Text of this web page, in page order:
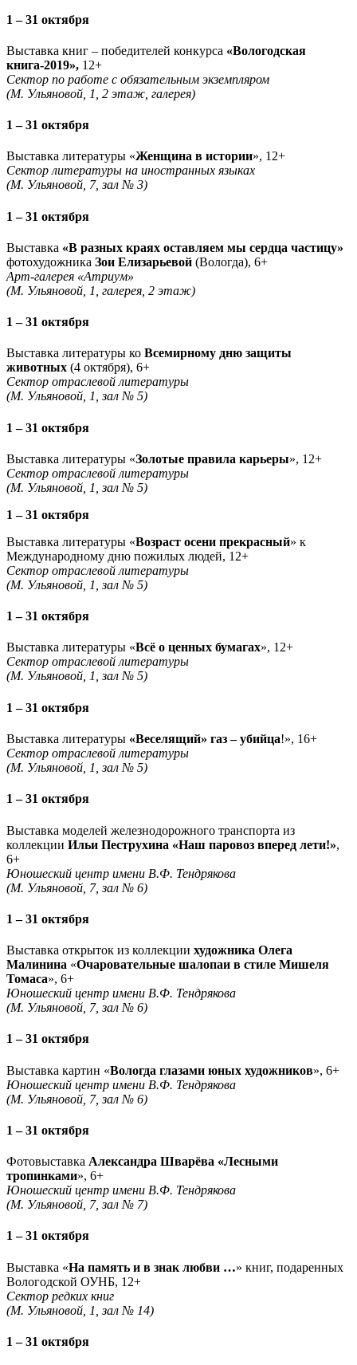
1 – 31 октября
Выставка книг – победителей конкурса «Вологодская
книга-2019», 12+
Сектор по работе с обязательным экземпляром
(М. Ульяновой, 1, 2 этаж, галерея)
1 – 31 октября
Выставка литературы «Женщина в истории», 12+
Сектор литературы на иностранных языках
(М. Ульяновой, 7, зал № 3)
1 – 31 октября
Выставка «В разных краях оставляем мы сердца частицу»
фотохудожника Зои Елизарьевой (Вологда), 6+
Арт-галерея «Атриум»
(М. Ульяновой, 1, галерея, 2 этаж)
1 – 31 октября
Выставка литературы ко Всемирному дню защиты
животных (4 октября), 6+
Сектор отраслевой литературы
(М. Ульяновой, 1, зал № 5)
1 – 31 октября
Выставка литературы «Золотые правила карьеры», 12+
Сектор отраслевой литературы
(М. Ульяновой, 1, зал № 5)
1 – 31 октября
Выставка литературы «Возраст осени прекрасный» к
Международному дню пожилых людей, 12+
Сектор отраслевой литературы
(М. Ульяновой, 1, зал № 5)
1 – 31 октября
Выставка литературы «Всё о ценных бумагах», 12+
Сектор отраслевой литературы
(М. Ульяновой, 1, зал № 5)
1 – 31 октября
Выставка литературы «Веселящий» газ – убийца!», 16+
Сектор отраслевой литературы
(М. Ульяновой, 1, зал № 5)
1 – 31 октября
Выставка моделей железнодорожного транспорта из
коллекции Ильи Пеструхина «Наш паровоз вперед лети!»,
6+
Юношеский центр имени В.Ф. Тендрякова
(М. Ульяновой, 7, зал № 6)
1 – 31 октября
Выставка открыток из коллекции художника Олега
Малинина «Очаровательные шалопаи в стиле Мишеля
Томаса», 6+
Юношеский центр имени В.Ф. Тендрякова
(М. Ульяновой, 7, зал № 6)
1 – 31 октября
Выставка картин «Вологда глазами юных художников», 6+
Юношеский центр имени В.Ф. Тендрякова
(М. Ульяновой, 7, зал № 6)
1 – 31 октября
Фотовыставка Александра Шварёва «Лесными
тропинками», 6+
Юношеский центр имени В.Ф. Тендрякова
(М. Ульяновой, 7, зал № 7)
1 – 31 октября
Выставка «На память и в знак любви …» книг, подаренных
Вологодской ОУНБ, 12+
Сектор редких книг
(М. Ульяновой, 1, зал № 14)
1 – 31 октября